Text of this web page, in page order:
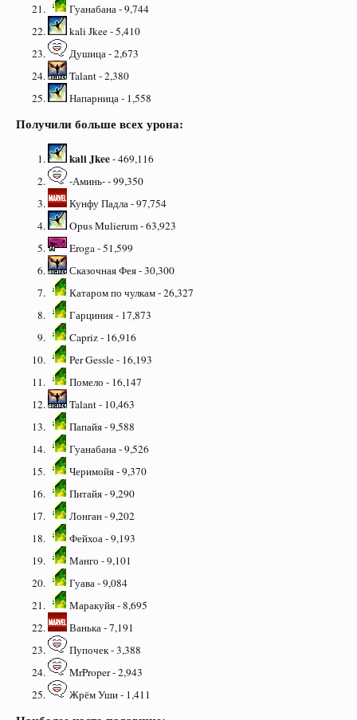
Гуанабана - 9,744
kali Jkee - 5,410
Душица - 2,673
Talant - 2,380
Напарница - 1,558
Получили больше всех урона:
kali Jkee- 469,116
-Аминь- - 99,350
Кунфу Падла - 97,754
Opus Mulierum - 63,923
Eroga - 51,599
Сказочная Фея - 30,300
Катаром по чулкам - 26,327
Гарциния - 17,873
Capriz - 16,916
Per Gessle - 16,193
Помело - 16,147
Talant - 10,463
Папайя - 9,588
Гуанабана - 9,526
Черимойя - 9,370
Питайя - 9,290
Лонган - 9,202
Фейхоа - 9,193
Манго - 9,101
Гуава - 9,084
Маракуйя - 8,695
Ванька - 7,191
Пупочек - 3,388
MrProper - 2,943
Жрём Уши - 1,411